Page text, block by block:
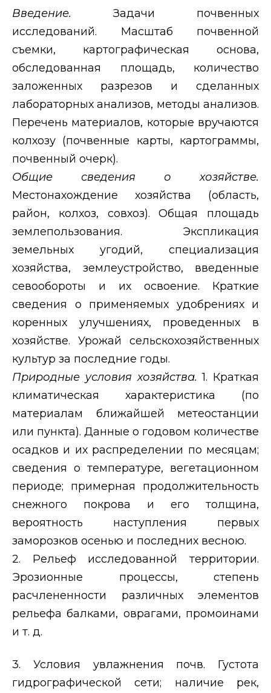
Введение. Задачи почвенных
исследований. Масштаб почвенной
съемки, картографическая основа,
обследованная площадь, количество
заложенных разрезов и сделанных
лабораторных анализов, методы анализов.
Перечень материалов, которые вручаются
колхозу (почвенные карты, картограммы,
почвенный очерк).
Общие сведения о хозяйстве.
Местонахождение хозяйства (область,
район, колхоз, совхоз). Общая площадь
землепользования. Экспликация
земельных угодий, специализация
хозяйства, землеустройство, введенные
севообороты и их освоение. Краткие
сведения о применяемых удобрениях и
коренных улучшениях, проведенных в
хозяйстве. Урожай сельскохозяйственных
культур за последние годы.
Природные условия хозяйства.1. Краткая
климатическая характеристика (по
материалам ближайшей метеостанции
или пункта). Данные о годовом количестве
осадков и их распределении по месяцам;
сведения о температуре, вегетационном
периоде; примерная продолжительность
снежного покрова и его толщина,
вероятность наступления первых
заморозков осенью и последних весною.
2. Рельеф исследованной территории.
Эрозионные процессы, степень
расчлененности различных элементов
рельефа балками, оврагами, промоинами
и т. д.
3. Условия увлажнения почв. Густота
гидрографической сети; наличие рек,